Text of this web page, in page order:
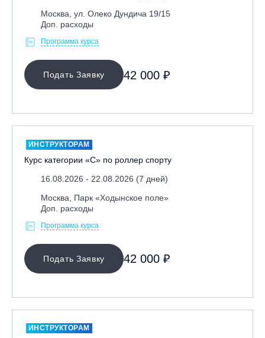
Москва, ул. Олеко Дундича 19/15
Доп. расходы
Программа курса
Подать Заявку 42 000 ₽
ИНСТРУКТОРАМ
Курс категории «С» по роллер спорту
16.08.2026 - 22.08.2026 (7 дней)
Москва, Парк «Ходынское поле»
Доп. расходы
Программа курса
Подать Заявку 42 000 ₽
ИНСТРУКТОРАМ